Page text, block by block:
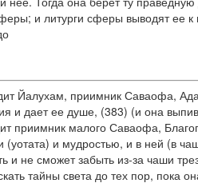
и литурги сферы выводят ее
Йалухам, приимник Саваофа,
и дает ее душе, (383) (и она
приимник малого Саваофа,
и мудростью, и в ней (в
и не сможет забыть из-за чаши
тайны света до тех пор, пока